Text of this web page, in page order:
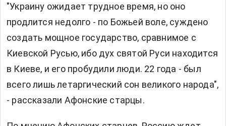
"Украину ожидает трудное время, но оно
продлится недолго - по Божьей воле, суждено
создать мощное государство, сравнимое с
Киевской Русью, ибо дух святой Руси находится
в Киеве, и его пробудили люди. 22 года - был
всего лишь летаргический сон великого народа",
- рассказали Афонские старцы.